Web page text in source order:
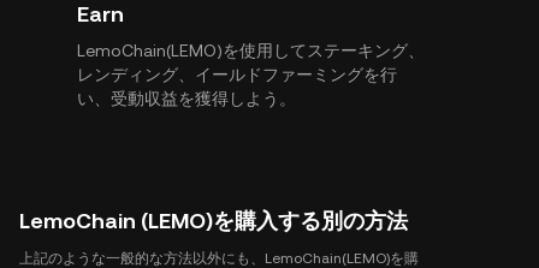
Earn
LemoChain(LEMO)を使用してステーキング、
レンディング、イールドファーミングを行
い、受動収益を獲得しよう。
LemoChain (LEMO)を購入する別の方法
上記のような一般的な方法以外にも、LemoChain(LEMO)を購